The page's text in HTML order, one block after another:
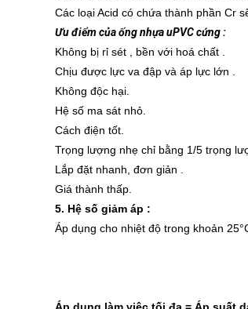
Các loại Acid có chứa thành phần Cr
Ưu điểm của ống nhựa uPVC cứng :
Không bị rỉ sét , bền với hoá chất .
Chịu được lực va đập và áp lực lớn .
Không độc hại.
Hệ số ma sát nhỏ.
Cách điện tốt.
Trọng lượng nhẹ chỉ bằng 1/5 trọng
Lắp đặt nhanh, đơn giản .
Giá thành thấp.
5. Hệ số giảm áp :
Áp dụng cho nhiệt độ trong khoản